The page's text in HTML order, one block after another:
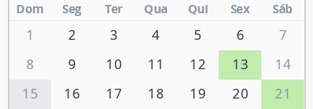
Dom Seg Ter Qua Qui Sex Sáb
1 2 3 4 5 6
7
8
9 10 11 12 13
14
15
16 17 18 19 20
21